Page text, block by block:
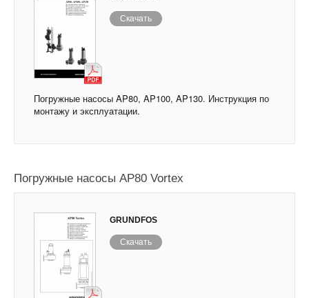
Скачать
Погружные насосы AP80, AP100, AP130. Инструкция по
монтажу и эксплуатации.
Погружные насосы AP80 Vortex
GRUNDFOS
Скачать